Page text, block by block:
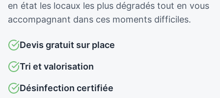
en état les locaux les plus dégradés tout en vous
accompagnant dans ces moments difficiles.
Devis gratuit sur place
Tri et valorisation
Désinfection certifiée